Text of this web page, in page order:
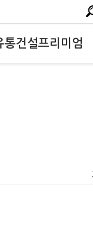
통건설프리미엄